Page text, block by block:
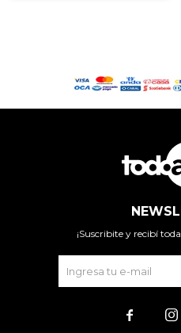
¡Suscribite y recibí
 